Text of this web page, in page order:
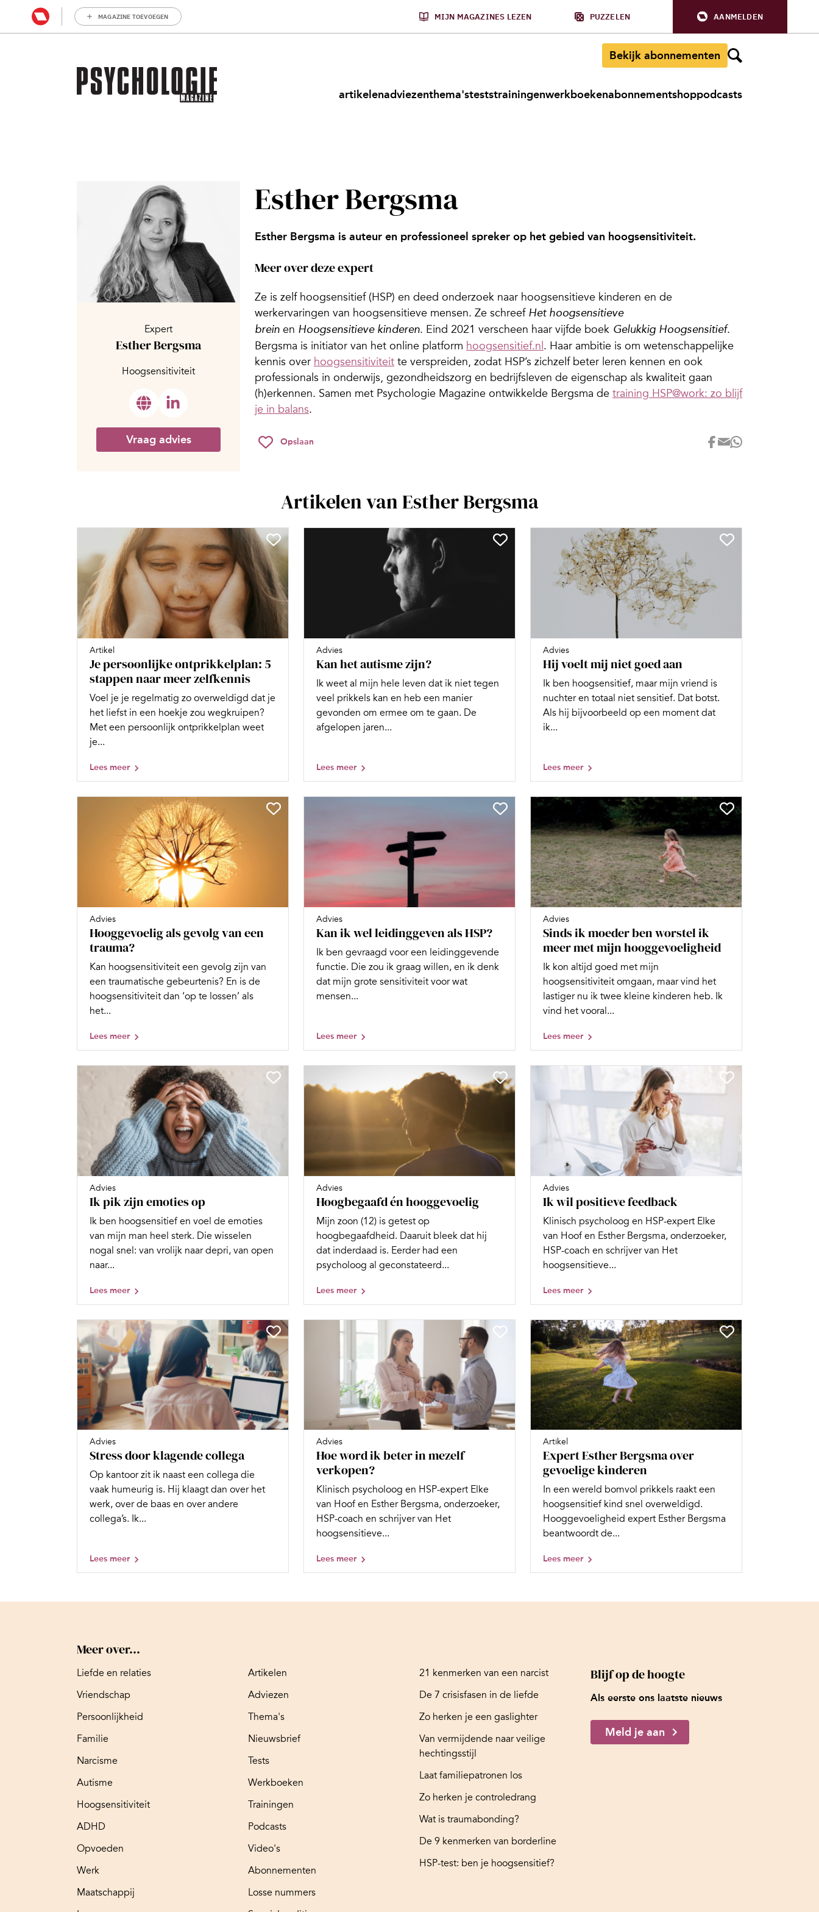
MAGAZINE TOEVOEGEN MIJN MAGAZINES LEZEN PUZZELEN AANMELDEN
Bekijk abonnementen
artikelenadviezenthema'steststrainingenwerkboekenabonnementshoppodcasts
Expert
Esther Bergsma
Hoogsensitiviteit
Vraag advies
Esther Bergsma
Esther Bergsma is auteur en professioneel spreker op het gebied van hoogsensitiviteit.
Meer over deze expert
Ze is zelf hoogsensitief (HSP) en deed onderzoek naar hoogsensitieve kinderen en de
werkervaringen van hoogsensitieve mensen. Ze schreef Het hoogsensitieve
brein en Hoogsensitieve kinderen. Eind 2021 verscheen haar vijfde boek Gelukkig Hoogsensitief.
Bergsma is initiator van het online platform hoogsensitief.nl . Haar ambitie is om wetenschappelijke
kennis over hoogsensitiviteit te verspreiden, zodat HSP’s zichzelf beter leren kennen en ook
professionals in onderwijs, gezondheidszorg en bedrijfsleven de eigenschap als kwaliteit gaan
(h)erkennen. Samen met Psychologie Magazine ontwikkelde Bergsma de training HSP@work: zo blijf
je in balans.
Opslaan
Artikelen van Esther Bergsma
Artikel
Je persoonlijke ontprikkelplan: 5
stappen naar meer zelfkennis
Voel je je regelmatig zo overweldigd dat je
het liefst in een hoekje zou wegkruipen?
Met een persoonlijk ontprikkelplan weet
je...
Lees meer
Advies
Kan het autisme zijn?
Ik weet al mijn hele leven dat ik niet tegen
veel prikkels kan en heb een manier
gevonden om ermee om te gaan. De
afgelopen jaren...
Lees meer
Advies
Hij voelt mij niet goed aan
Ik ben hoogsensitief, maar mijn vriend is
nuchter en totaal niet sensitief. Dat botst.
Als hij bijvoorbeeld op een moment dat
ik...
Lees meer
Advies
Hooggevoelig als gevolg van een
trauma?
Kan hoogsensitiviteit een gevolg zijn van
een traumatische gebeurtenis? En is de
hoogsensitiviteit dan ‘op te lossen’ als
het...
Lees meer
Advies
Kan ik wel leidinggeven als HSP?
Ik ben gevraagd voor een leidinggevende
functie. Die zou ik graag willen, en ik denk
dat mijn grote sensitiviteit voor wat
mensen...
Lees meer
Advies
Sinds ik moeder ben worstel ik
meer met mijn hooggevoeligheid
Ik kon altijd goed met mijn
hoogsensitiviteit omgaan, maar vind het
lastiger nu ik twee kleine kinderen heb. Ik
vind het vooral...
Lees meer
Advies
Ik pik zijn emoties op
Ik ben hoogsensitief en voel de emoties
van mijn man heel sterk. Die wisselen
nogal snel: van vrolijk naar depri, van open
naar...
Lees meer
Advies
Hoogbegaafd én hooggevoelig
Mijn zoon (12) is getest op
hoogbegaafdheid. Daaruit bleek dat hij
dat inderdaad is. Eerder had een
psycholoog al geconstateerd...
Lees meer
Advies
Ik wil positieve feedback
Klinisch psycholoog en HSP-expert Elke
van Hoof en Esther Bergsma, onderzoeker,
HSP-coach en schrijver van Het
hoogsensitieve...
Lees meer
Advies
Stress door klagende collega
Op kantoor zit ik naast een collega die
vaak humeurig is. Hij klaagt dan over het
werk, over de baas en over andere
collega’s. Ik...
Lees meer
Advies
Hoe word ik beter in mezelf
verkopen?
Klinisch psycholoog en HSP-expert Elke
van Hoof en Esther Bergsma, onderzoeker,
HSP-coach en schrijver van Het
hoogsensitieve...
Lees meer
Artikel
Expert Esther Bergsma over
gevoelige kinderen
In een wereld bomvol prikkels raakt een
hoogsensitief kind snel overweldigd.
Hooggevoeligheid expert Esther Bergsma
beantwoordt de...
Lees meer
Meer over...
Liefde en relaties
Vriendschap
Persoonlijkheid
Familie
Narcisme
Autisme
Hoogsensitiviteit
ADHD
Opvoeden
Werk
Maatschappij
Artikelen
Adviezen
Thema's
Nieuwsbrief
Tests
Werkboeken
Trainingen
Podcasts
Video's
Abonnementen
Losse nummers
21 kenmerken van een narcist
De 7 crisisfasen in de liefde
Zo herken je een gaslighter
Van vermijdende naar veilige
hechtingsstijl
Laat familiepatronen los
Zo herken je controledrang
Wat is traumabonding?
De 9 kenmerken van borderline
HSP-test: ben je hoogsensitief?
Blijf op de hoogte
Als eerste ons laatste nieuws
Meld je aan